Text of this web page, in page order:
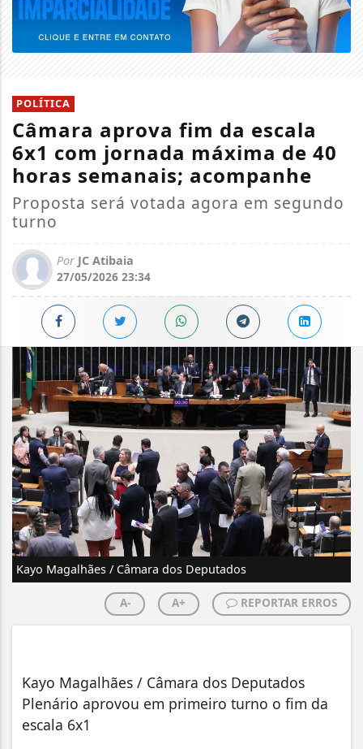
POLÍTICA
Câmara aprova fim da escala
6x1 com jornada máxima de 40
horas semanais; acompanhe
Proposta será votada agora em segundo
turno
Por JC Atibaia
27/05/2026 23:34
Kayo Magalhães / Câmara dos Deputados
A- A+ REPORTAR ERROS
Kayo Magalhães / Câmara dos Deputados
Plenário aprovou em primeiro turno o fim da
escala 6x1